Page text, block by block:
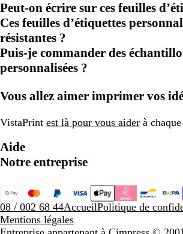
Peut-on écrire sur ces feuilles
Ces feuilles d’étiquettes
résistantes ?
Puis-je commander des
personnalisées ?
Vous allez aimer imprimer vos
VistaPrint est là pour vous aider à
Aide
Notre entreprise
08 / 002 68 44AccueilPolitique de
Mentions légales